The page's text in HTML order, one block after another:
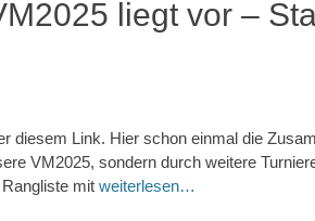
liegt vor –
diesem Link. Hier schon einmal die
VM2025, sondern durch weitere
mit weiterlesen…